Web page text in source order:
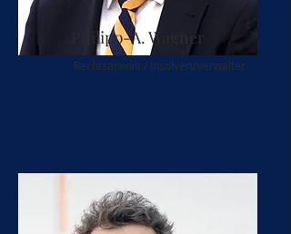
Philipp-A. Wagner
Rechtsanwalt / Insolvenzverwalter